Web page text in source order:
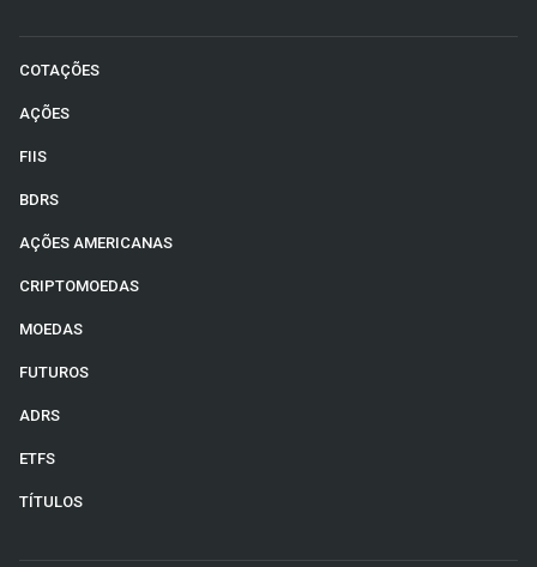
COTAÇÕES
AÇÕES
FIIS
BDRS
AÇÕES AMERICANAS
CRIPTOMOEDAS
MOEDAS
FUTUROS
ADRS
ETFS
TÍTULOS